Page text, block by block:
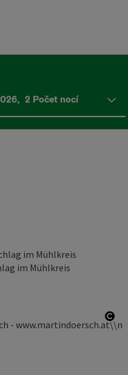
, 2 Počet nocí
im Mühlkreis
im Mühlkreis